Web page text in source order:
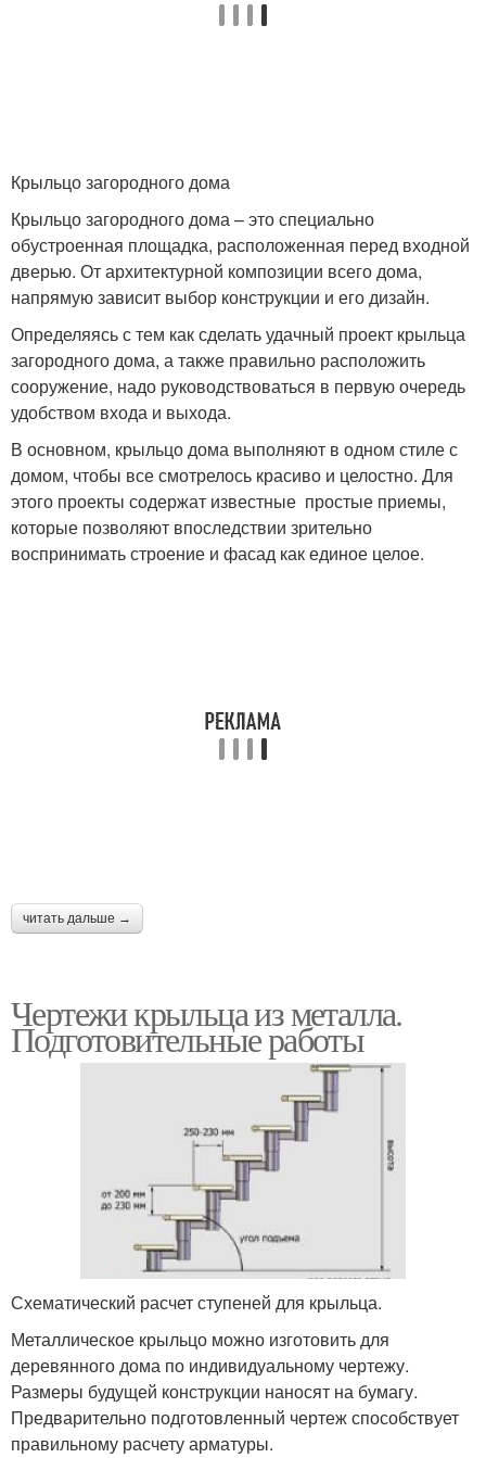
Крыльцо загородного дома
Крыльцо загородного дома – это специально
обустроенная площадка, расположенная перед входной
дверью. От архитектурной композиции всего дома,
напрямую зависит выбор конструкции и его дизайн.
Определяясь с тем как сделать удачный проект крыльца
загородного дома, а также правильно расположить
сооружение, надо руководствоваться в первую очередь
удобством входа и выхода.
В основном, крыльцо дома выполняют в одном стиле с
домом, чтобы все смотрелось красиво и целостно. Для
этого проекты содержат известные простые приемы,
которые позволяют впоследствии зрительно
воспринимать строение и фасад как единое целое.
читать дальше →
Чертежи крыльца из металла.
Подготовительные работы
Схематический расчет ступеней для крыльца.
Металлическое крыльцо можно изготовить для
деревянного дома по индивидуальному чертежу.
Размеры будущей конструкции наносят на бумагу.
Предварительно подготовленный чертеж способствует
правильному расчету арматуры.